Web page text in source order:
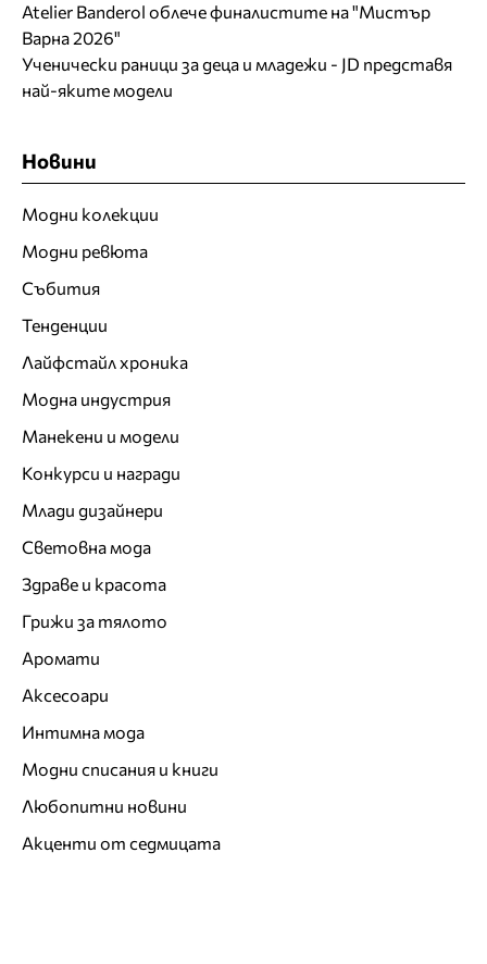
Atelier Banderol облече финалистите на "Мистър
Варна 2026"
Ученически раници за деца и младежи - JD представя
най-яките модели
Новини
Модни колекции
Модни ревюта
Събития
Тенденции
Лайфстайл хроника
Модна индустрия
Манекени и модели
Конкурси и награди
Млади дизайнери
Световна мода
Здраве и красота
Грижи за тялото
Аромати
Аксесоари
Интимна мода
Модни списания и книги
Любопитни новини
Акценти от седмицата